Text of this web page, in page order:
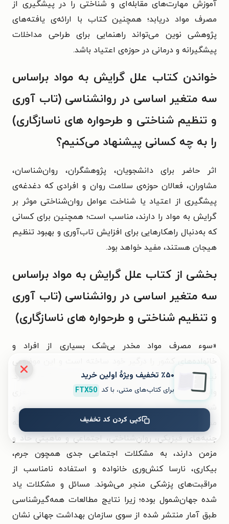
آموزش مهارت‌های مقابله‌ای و شناختی را در پیشگیری از
مصرف مواد دریابد؛ همچنین کتاب با ارائه‌ی یافته‌های
پژوهشی نوین می‌تواند راهنمایی برای طراحی مداخلات
پیشگیرانه و درمانی در حوزه‌ی اعتیاد باشد.
خواندن کتاب علل گرایش به مواد براساس
سه متغیر اساسی در روانشناسی (تاب آوری
و تنظیم شناختی و طرحواره های ناسازگاری)
را به چه کسانی پیشنهاد می‌کنیم؟
اثر حاضر برای دانشجویان، پژوهشگران، روان‌شناسان،
مشاوران، فعالان حوزه‌ی سلامت روان و افرادی که دغدغه‌ی
پیشگیری از اعتیاد یا شناخت عوامل روان‌شناختی موثر بر
گرایش به مواد را دارند، مناسب است؛ همچنین برای کسانی
که به‌دنبال راهکارهایی برای افزایش تاب‌آوری و بهبود تنظیم
هیجان هستند، مفید خواهد بود.
بخشی از کتاب علل گرایش به مواد براساس
سه متغیر اساسی در روانشناسی (تاب آوری
و تنظیم شناختی و طرحواره های ناسازگاری)
«سوء مصرف مواد مخدر بی‌شک بسیاری از افراد و
خانواده‌های کشور را درگیر خود ساخته است و این موضوعی
نیست که بتوان آن را کتمان و یا بی‌اهمیت قلمداد کرد.
وابستگی به مواد به عنوان اختلال مزمن و عودکننده مغزی
شناخته می‌شود که به رغم پیامدهای زیان‌آور با جست‌وجو و
مصرف اجباری دنبال می‌شود. این پیامدهای زیان‌آور که
جنبه‌های فیزیکی، روان‌شناختی، اجتماعی و ماهیتی حاد و
مزمن دارند، به مشکلات اجتماعی جدی همچون جرم،
بیکاری، نارسا کنش‌وری خانواده و استفاده نامناسب از
مراقبت‌های پزشکی منجر می‌شوند. مسائل و مشکلات یاد
شده جهان‌شمول بوده؛ زیرا نتایج مطالعات همه‌گیرشناسی
طبق آمار منتشر شده از سوی سازمان بهداشت جهانی نشان
٪۵۰ تخفیف ویژۀ اولین خرید
برای کتاب‌های متنی، با کد FTX50
کپی کردن کد تخفیف